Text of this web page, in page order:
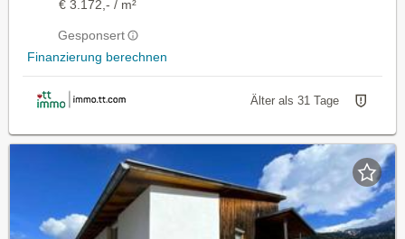
€ 3.172,- / m²
Gesponsert
Finanzierung berechnen
Älter als 31 Tage